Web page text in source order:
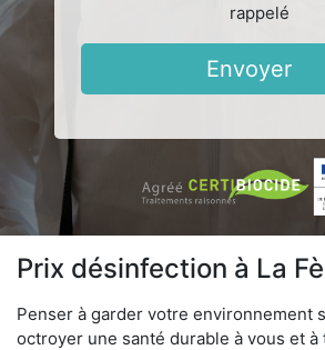
rappelé
Envoyer
Prix désinfection à La
Penser à garder votre environnement
octroyer une santé durable à vous et